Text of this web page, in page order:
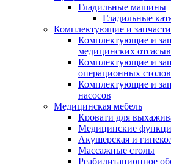
Гладильные машины
Гладильные
Комплектующие и запчасти
Комплектующие и
медицинских
Комплектующие и
операционных столов
Комплектующие и
насосов
Медицинская мебель
Кровати для
Медицинские
Акушерская и
Массажные столы
Реабилитационное